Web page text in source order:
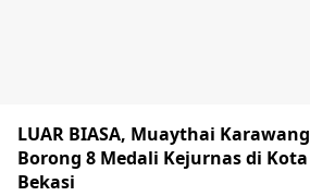
LUAR BIASA, Muaythai Karawang
Borong 8 Medali Kejurnas di Kota
Bekasi